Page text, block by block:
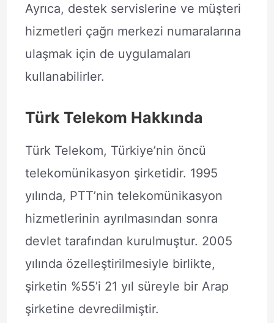
Ayrıca, destek servislerine ve müşteri
hizmetleri çağrı merkezi numaralarına
ulaşmak için de uygulamaları
kullanabilirler.
Türk Telekom Hakkında
Türk Telekom, Türkiye’nin öncü
telekomünikasyon şirketidir. 1995
yılında, PTT’nin telekomünikasyon
hizmetlerinin ayrılmasından sonra
devlet tarafından kurulmuştur. 2005
yılında özelleştirilmesiyle birlikte,
şirketin %55’i 21 yıl süreyle bir Arap
şirketine devredilmiştir.